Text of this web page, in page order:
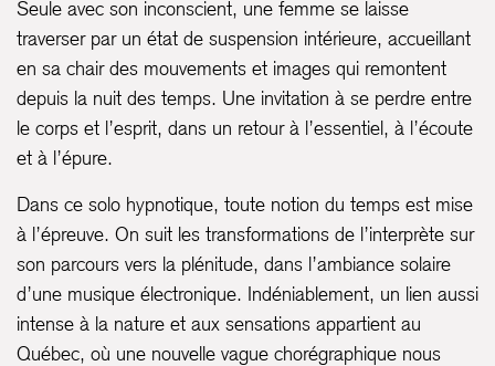
Seule avec son inconscient, une femme se laisse
traverser par un état de suspension intérieure, accueillant
en sa chair des mouvements et images qui remontent
depuis la nuit des temps. Une invitation à se perdre entre
le corps et l’esprit, dans un retour à l’essentiel, à l’écoute
et à l’épure.
Dans ce solo hypnotique, toute notion du temps est mise
à l’épreuve. On suit les transformations de l’interprète sur
son parcours vers la plénitude, dans l’ambiance solaire
d’une musique électronique. Indéniablement, un lien aussi
intense à la nature et aux sensations appartient au
Québec, où une nouvelle vague chorégraphique nous